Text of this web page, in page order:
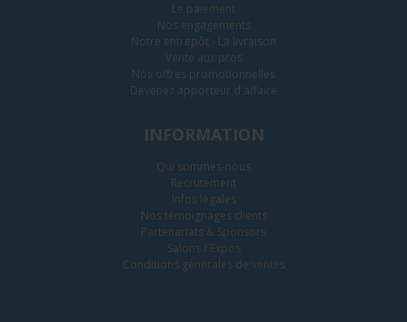
Le paiement
Nos engagements
Notre entrepôt - La livraison
Vente aux pros
Nos offres promotionnelles
Devenez apporteur d'affaire
INFORMATION
Qui sommes-nous
Recrutement
Infos légales
Nos témoignages clients
Partenariats & Sponsors
Salons / Expos
Conditions générales de ventes